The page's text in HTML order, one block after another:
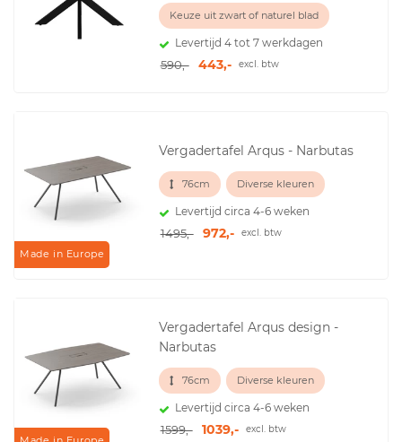
Keuze uit zwart of naturel blad
Levertijd 4 tot 7 werkdagen
590,- 443,- excl. btw
Made in Europe
Vergadertafel Arqus - Narbutas
76cm Diverse kleuren
Levertijd circa 4-6 weken
1495,- 972,- excl. btw
Vergadertafel Arqus design -
Narbutas
76cm Diverse kleuren
Levertijd circa 4-6 weken
1599,- 1039,- excl. btw